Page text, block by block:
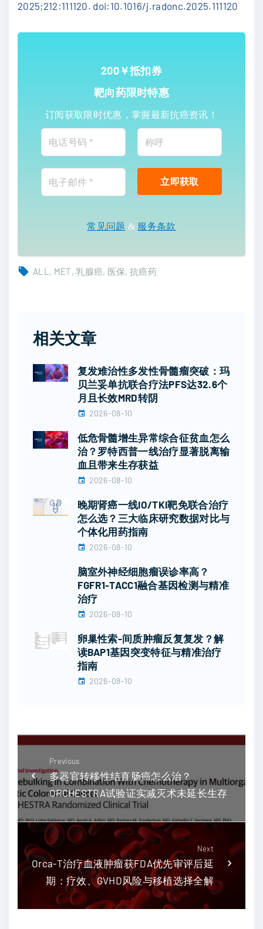
2025;212:111120. doi:10.1016/j.radonc.2025.111120
200￥抵扣券
靶向药限时特惠
订阅获取限时优惠，掌握最新抗癌资讯！
常见问题 & 服务条款
ALL MET 乳腺癌 医保 抗癌药
相关文章
复发难治性多发性骨髓瘤突破：玛
贝兰妥单抗联合疗法PFS达32.6个
月且长效MRD转阴
2026-08-10
低危骨髓增生异常综合征贫血怎么
治？罗特西普一线治疗显著脱离输
血且带来生存获益
2026-08-10
晚期肾癌一线IO/TKI靶免联合治疗
怎么选？三大临床研究数据对比与
个体化用药指南
2026-08-10
脑室外神经细胞瘤误诊率高？
FGFR1-TACC1融合基因检测与精准
治疗
2026-08-10
卵巢性索-间质肿瘤反复复发？解
读BAP1基因突变特征与精准治疗
指南
2026-08-10
Previous
多器官转移性结直肠癌怎么治？
ORCHESTRA试验证实减灭术未延长生存
Next
Orca-T治疗血液肿瘤获FDA优先审评后延
期：疗效、GVHD风险与移植选择全解